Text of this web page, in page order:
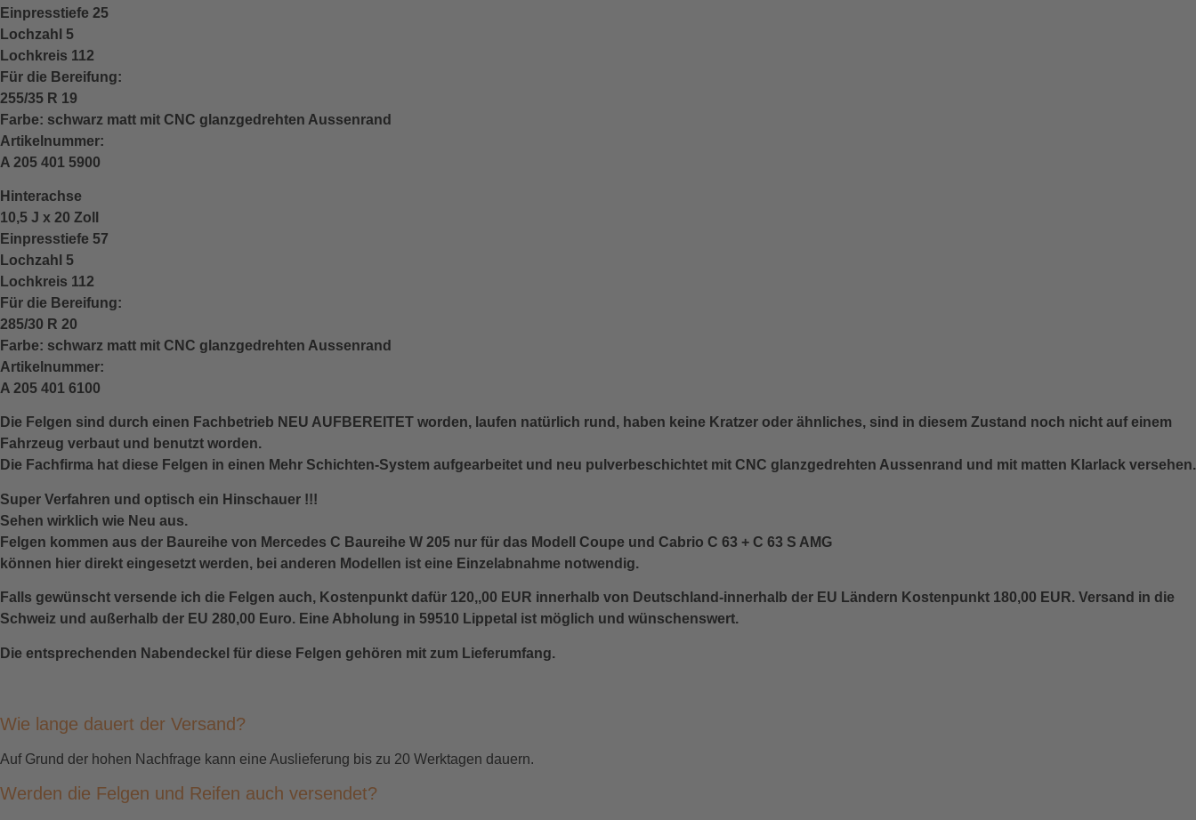
Einpresstiefe 25
Lochzahl 5
Lochkreis 112
Für die Bereifung:
255/35 R 19
Farbe: schwarz matt mit CNC glanzgedrehten Aussenrand
Artikelnummer:
A 205 401 5900
Hinterachse
10,5 J x 20 Zoll
Einpresstiefe 57
Lochzahl 5
Lochkreis 112
Für die Bereifung:
285/30 R 20
Farbe: schwarz matt mit CNC glanzgedrehten Aussenrand
Artikelnummer:
A 205 401 6100
Die Felgen sind durch einen Fachbetrieb NEU AUFBEREITET worden, laufen natürlich rund, haben keine Kratzer oder ähnliches, sind in diesem Zustand noch nicht auf einem
Fahrzeug verbaut und benutzt worden.
Die Fachfirma hat diese Felgen in einen Mehr Schichten-System aufgearbeitet und neu pulverbeschichtet mit CNC glanzgedrehten Aussenrand und mit matten Klarlack versehen.
Super Verfahren und optisch ein Hinschauer !!!
Sehen wirklich wie Neu aus.
Felgen kommen aus der Baureihe von Mercedes C Baureihe W 205 nur für das Modell Coupe und Cabrio C 63 + C 63 S AMG
können hier direkt eingesetzt werden, bei anderen Modellen ist eine Einzelabnahme notwendig.
Falls gewünscht versende ich die Felgen auch, Kostenpunkt dafür 120,,00 EUR innerhalb von Deutschland-innerhalb der EU Ländern Kostenpunkt 180,00 EUR. Versand in die
Schweiz und außerhalb der EU 280,00 Euro. Eine Abholung in 59510 Lippetal ist möglich und wünschenswert.
Die entsprechenden Nabendeckel für diese Felgen gehören mit zum Lieferumfang.
Wie lange dauert der Versand?
Auf Grund der hohen Nachfrage kann eine Auslieferung bis zu 20 Werktagen dauern.
Werden die Felgen und Reifen auch versendet?